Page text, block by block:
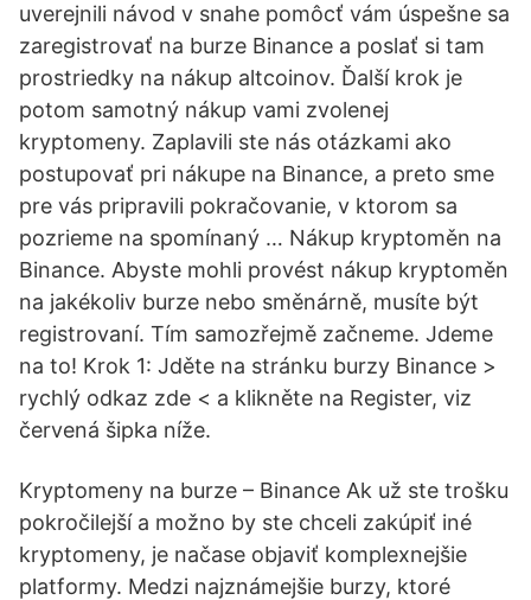
uverejnili návod v snahe pomôcť vám úspešne sa
zaregistrovať na burze Binance a poslať si tam
prostriedky na nákup altcoinov. Ďalší krok je
potom samotný nákup vami zvolenej
kryptomeny. Zaplavili ste nás otázkami ako
postupovať pri nákupe na Binance, a preto sme
pre vás pripravili pokračovanie, v ktorom sa
pozrieme na spomínaný … Nákup kryptoměn na
Binance. Abyste mohli provést nákup kryptoměn
na jakékoliv burze nebo směnárně, musíte být
registrovaní. Tím samozřejmě začneme. Jdeme
na to! Krok 1: Jděte na stránku burzy Binance >
rychlý odkaz zde < a klikněte na Register, viz
červená šipka níže.
Kryptomeny na burze – Binance Ak už ste trošku
pokročilejší a možno by ste chceli zakúpiť iné
kryptomeny, je načase objaviť komplexnejšie
platformy. Medzi najznámejšie burzy, ktoré